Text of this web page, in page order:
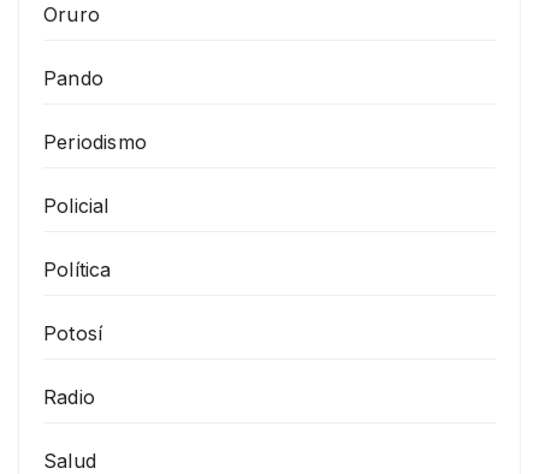
Oruro
Pando
Periodismo
Policial
Política
Potosí
Radio
Salud